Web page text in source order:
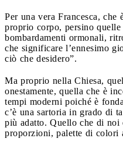
Per una vera Francesca,
proprio corpo, persino
bombardamenti ormonali,
che significare l’ennesimo
ciò che desidero”.
Ma proprio nella Chiesa,
onestamente, quella che è
tempi moderni poiché è
c’è una sartoria in grado di
più adatto. Quello che di noi
proporzioni, palette di colori